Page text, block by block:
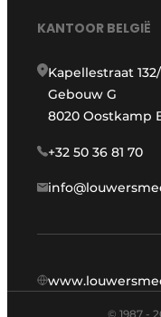
KANTOOR BELGIË
Kapellestraat 132/
Gebouw G
8020 Oostkamp
+32 50 36 81 70
© 1987 -